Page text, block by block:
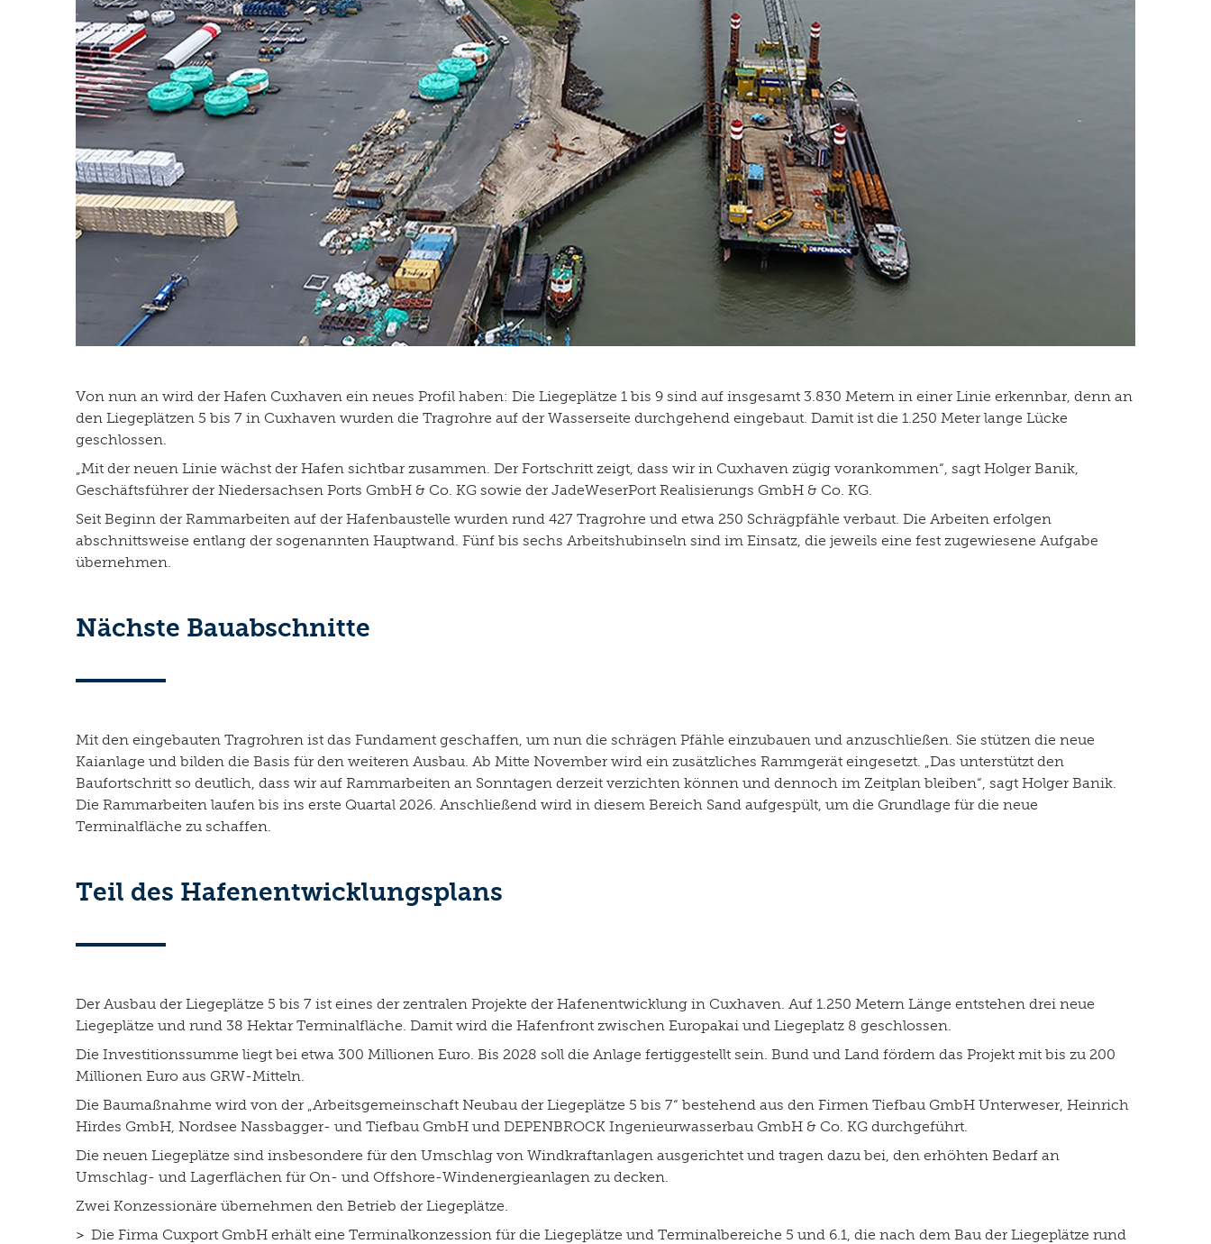
Von nun an wird der Hafen Cuxhaven ein neues Profil haben: Die Liegeplätze 1 bis 9 sind auf insgesamt 3.830 Metern in einer Linie erkennbar, denn an
den Liegeplätzen 5 bis 7 in Cuxhaven wurden die Tragrohre auf der Wasserseite durchgehend eingebaut. Damit ist die 1.250 Meter lange Lücke
geschlossen.
„Mit der neuen Linie wächst der Hafen sichtbar zusammen. Der Fortschritt zeigt, dass wir in Cuxhaven zügig vorankommen“, sagt Holger Banik,
Geschäftsführer der Niedersachsen Ports GmbH & Co. KG sowie der JadeWeserPort Realisierungs GmbH & Co. KG.
Seit Beginn der Rammarbeiten auf der Hafenbaustelle wurden rund 427 Tragrohre und etwa 250 Schrägpfähle verbaut. Die Arbeiten erfolgen
abschnittsweise entlang der sogenannten Hauptwand. Fünf bis sechs Arbeitshubinseln sind im Einsatz, die jeweils eine fest zugewiesene Aufgabe
übernehmen.
Nächste Bauabschnitte
Mit den eingebauten Tragrohren ist das Fundament geschaffen, um nun die schrägen Pfähle einzubauen und anzuschließen. Sie stützen die neue
Kaianlage und bilden die Basis für den weiteren Ausbau. Ab Mitte November wird ein zusätzliches Rammgerät eingesetzt. „Das unterstützt den
Baufortschritt so deutlich, dass wir auf Rammarbeiten an Sonntagen derzeit verzichten können und dennoch im Zeitplan bleiben“, sagt Holger Banik.
Die Rammarbeiten laufen bis ins erste Quartal 2026. Anschließend wird in diesem Bereich Sand aufgespült, um die Grundlage für die neue
Terminalfläche zu schaffen.
Teil des Hafenentwicklungsplans
Der Ausbau der Liegeplätze 5 bis 7 ist eines der zentralen Projekte der Hafenentwicklung in Cuxhaven. Auf 1.250 Metern Länge entstehen drei neue
Liegeplätze und rund 38 Hektar Terminalfläche. Damit wird die Hafenfront zwischen Europakai und Liegeplatz 8 geschlossen.
Die Investitionssumme liegt bei etwa 300 Millionen Euro. Bis 2028 soll die Anlage fertiggestellt sein. Bund und Land fördern das Projekt mit bis zu 200
Millionen Euro aus GRW-Mitteln.
Die Baumaßnahme wird von der „Arbeitsgemeinschaft Neubau der Liegeplätze 5 bis 7“ bestehend aus den Firmen Tiefbau GmbH Unterweser, Heinrich
Hirdes GmbH, Nordsee Nassbagger- und Tiefbau GmbH und DEPENBROCK Ingenieurwasserbau GmbH & Co. KG durchgeführt.
Die neuen Liegeplätze sind insbesondere für den Umschlag von Windkraftanlagen ausgerichtet und tragen dazu bei, den erhöhten Bedarf an
Umschlag- und Lagerflächen für On- und Offshore-Windenergieanlagen zu decken.
Zwei Konzessionäre übernehmen den Betrieb der Liegeplätze.
Die Firma Cuxport GmbH erhält eine Terminalkonzession für die Liegeplätze und Terminalbereiche 5 und 6.1, die nach dem Bau der Liegeplätze rund